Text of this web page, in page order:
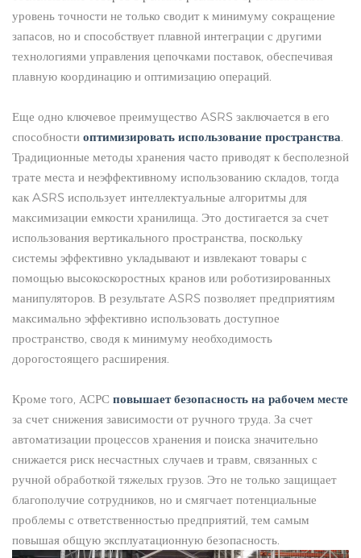
уровень точности не только сводит к минимуму сокращение
запасов, но и способствует плавной интеграции с другими
технологиями управления цепочками поставок, обеспечивая
плавную координацию и оптимизацию операций.
Еще одно ключевое преимущество ASRS заключается в его
способности оптимизировать использование пространства
Традиционные методы хранения часто приводят к бесполезной
трате места и неэффективному использованию складов, тогда
как ASRS использует интеллектуальные алгоритмы для
максимизации емкости хранилища. Это достигается за счет
использования вертикального пространства, поскольку
системы эффективно укладывают и извлекают товары с
помощью высокоскоростных кранов или роботизированных
манипуляторов. В результате ASRS позволяет предприятиям
максимально эффективно использовать доступное
пространство, сводя к минимуму необходимость
дорогостоящего расширения.
Кроме того, АСРС повышает безопасность на рабочем месте
за счет снижения зависимости от ручного труда. За счет
автоматизации процессов хранения и поиска значительно
снижается риск несчастных случаев и травм, связанных с
ручной обработкой тяжелых грузов. Это не только защищает
благополучие сотрудников, но и смягчает потенциальные
проблемы с ответственностью предприятий, тем самым
повышая общую эксплуатационную безопасность.